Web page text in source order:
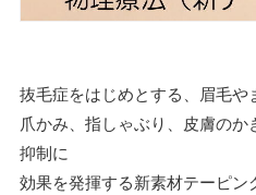
抜毛症をはじめとする、眉毛や
爪かみ、指しゃぶり、皮膚の
抑制に
効果を発揮する新素材テーピン